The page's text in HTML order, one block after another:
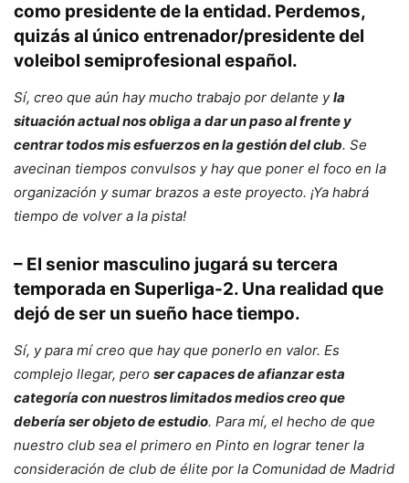
como presidente de la entidad. Perdemos,
quizás al único entrenador/presidente del
voleibol semiprofesional español.
Sí, creo que aún hay mucho trabajo por delante yla
situación actual nos obliga a dar un paso al frente y
centrar todos mis esfuerzos en la gestión del club. Se
avecinan tiempos convulsos y hay que poner el foco en la
organización y sumar brazos a este proyecto. ¡Ya habrá
tiempo de volver a la pista!
– El senior masculino jugará su tercera
temporada en Superliga-2. Una realidad que
dejó de ser un sueño hace tiempo.
Sí, y para mí creo que hay que ponerlo en valor. Es
complejo llegar, pero ser capaces de afianzar esta
categoría con nuestros limitados medios creo que
debería ser objeto de estudio. Para mí, el hecho de que
nuestro club sea el primero en Pinto en lograr tener la
consideración de club de élite por la Comunidad de Madrid